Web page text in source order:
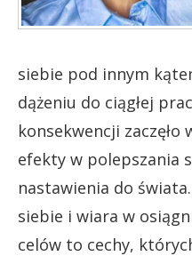
siebie pod innym
dążeniu do ciągłej
konsekwencji zaczęło
efekty w polepszania
nastawienia do
siebie i wiara w
celów to cechy,